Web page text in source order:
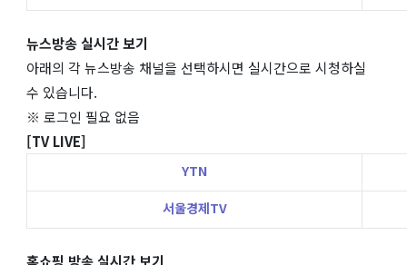
뉴스방송 실시간 보기
아래의 각 뉴스방송 채널을 선택하시면 실시간으로 시청하실
수 있습니다.
※ 로그인 필요 없음
[TV LIVE]
YTN
서울경제TV
홈쇼핑 방송 실시간 보기